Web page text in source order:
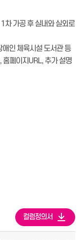
차 가공 후 실내와 실외로
인 체육시설 도서관 등
홈페이지URL, 추가 설명
컬럼정의서